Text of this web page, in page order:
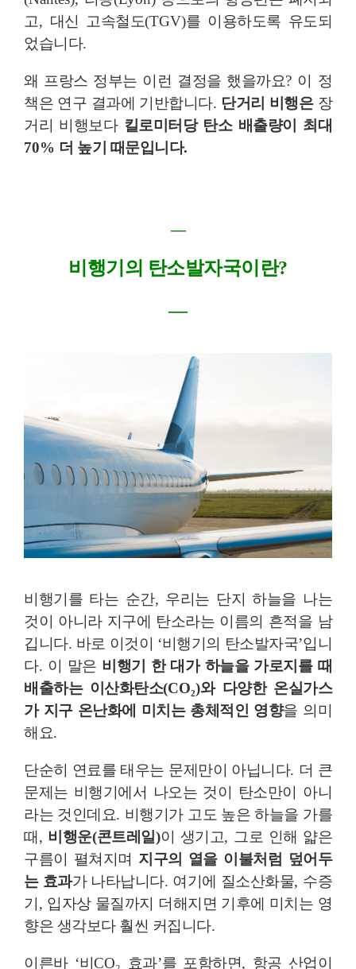
고, 대신 고속철도(TGV)를 이용하도록 유도되
었습니다.
왜 프랑스 정부는 이런 결정을 했을까요? 이 정
책은 연구 결과에 기반합니다. 단거리 비행은 장
거리 비행보다 킬로미터당 탄소 배출량이 최대
70% 더 높기 때문입니다.
―
비행기의 탄소발자국이란?
―
비행기를 타는 순간, 우리는 단지 하늘을 나는
것이 아니라 지구에 탄소라는 이름의 흔적을 남
깁니다. 바로 이것이 ‘비행기의 탄소발자국’입니
다. 이 말은 비행기 한 대가 하늘을 가로지를 때
배출하는 이산화탄소(CO₂)와 다양한 온실가스
가 지구 온난화에 미치는 총체 적인 영향을 의미
해요.
단순히 연료를 태우는 문제만이 아닙니다. 더 큰
문제는 비행기에서 나오는 것이 탄소만이 아니
라는 것인데요. 비행기가 고도 높은 하늘을 가를
때 , 비행운(콘트레일)이 생기고, 그로 인해 얇은
구름이 펼쳐지며 지구의 열을 이불처럼 덮어두
는 효과가 나타납니다. 여기에 질소산화물, 수증
기 , 입자상 물질까지 더해지면 기후에 미치는 영
향은 생각보다 훨씬 커집니다.
이른바 ‘비 CO₂ 효과’를 포함하면, 항공 산업이